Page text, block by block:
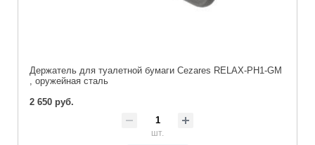
Держатель для туалетной бумаги Cezares RELAX-PH1-GM
, оружейная сталь
2 650 руб.
шт.